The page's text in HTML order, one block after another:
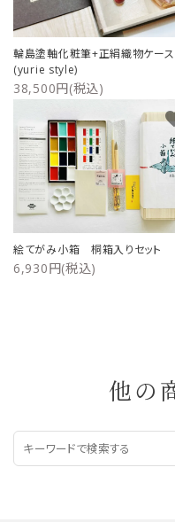
輪島塗軸化粧筆+正絹織物ケース
(yurie style)
38,500円(税込)
絵てがみ小箱 桐箱入りセット
6,930円(税込)
他の